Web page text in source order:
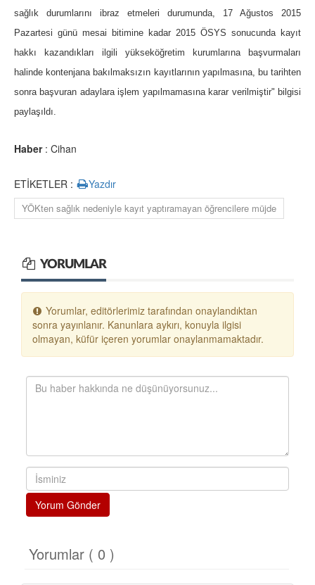
sağlık durumlarını ibraz etmeleri durumunda, 17 Ağustos 2015
Pazartesi günü mesai bitimine kadar 2015 ÖSYS sonucunda kayıt
hakkı kazandıkları ilgili yükseköğretim kurumlarına başvurmaları
halinde kontenjana bakılmaksızın kayıtlarının yapılmasına, bu tarihten
sonra başvuran adaylara işlem yapılmamasına karar verilmiştir" bilgisi
paylaşıldı.
Haber: Cihan
ETİKETLER : Yazdır
YÖKten sağlık nedeniyle kayıt yaptıramayan öğrencilere müjde
YORUMLAR
Yorumlar, editörlerimiz tarafından onaylandıktan
sonra yayınlanır. Kanunlara aykırı, konuyla ilgisi
olmayan, küfür içeren yorumlar onaylanmamaktadır.
Yorum Gönder
Yorumlar ( 0 )